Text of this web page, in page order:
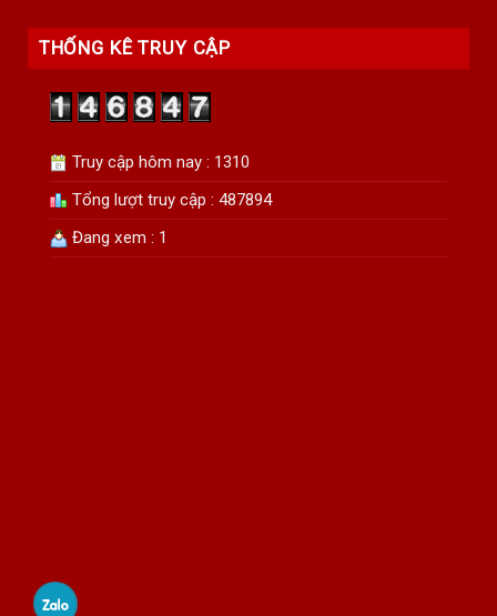
THỐNG KÊ TRUY CẬP
Truy cập hôm nay : 1310
Tổng lượt truy cập : 487894
Đang xem : 1